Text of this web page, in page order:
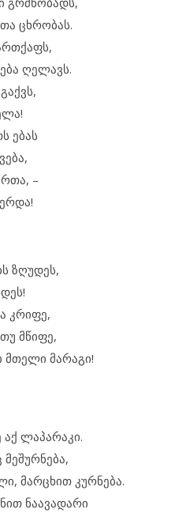
ცხრობას.
ღელავს.
ებას
–
ზღუდეს,
კრიფე,
მწიფე,
მთელი მარაგი!
ლაპარაკი.
მარცხით კურნება.
ნაავადარი